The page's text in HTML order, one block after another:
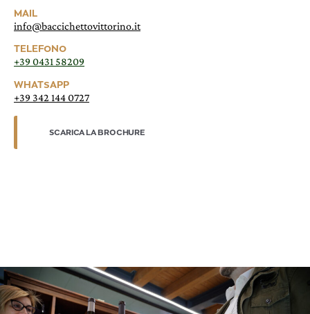
MAIL
info@baccichettovittorino.it
TELEFONO
+39 0431 58209
WHATSAPP
+39 342 144 0727
SCARICA LA BROCHURE